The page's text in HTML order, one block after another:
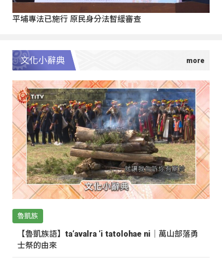
平埔專法已施行 原民身分法暫緩審查
文化小辭典
魯凱族
【魯凱族語】ta‘avalra ‘i tatolohae ni｜萬山部落勇
士祭的由來